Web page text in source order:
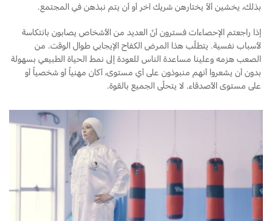
بذلك، يخشين ألاّ يختارهن شريك آخر أو أن يتم نبذهن في المجتمع.
إذا راجعتم الإحصاءات فسترون أنّ العديد من الأشخاص يصابون بانتكاسة
لأسباب نفسية. يتطلّب هذا المرض الكفاح الإيجابي طوال الوقت. من
الصعب هزمه وعلينا مساعدة الناس للعودة إلى نمط الحياة الطبيعي بسهولة
بدون أن يشعروا أنهم منبوذون على أي مستوى، أكان مهنياً أو شخصياً أو
على مستوى الأصدقاء. لا يتحلّى الجميع بالقوة.